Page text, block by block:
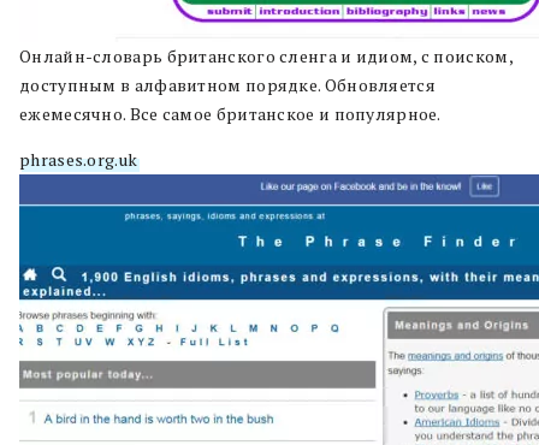
Онлайн-словарь британского сленга и идиом, с поиском,
доступным в алфавитном порядке. Обновляется
ежемесячно. Все самое британское и популярное.
phrases.org.uk